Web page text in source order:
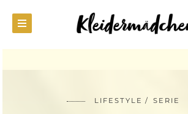
LIFESTYLE SERIE